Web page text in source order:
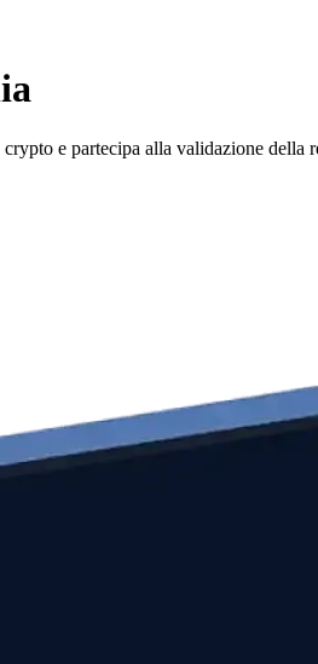
e partecipa alla validazione della